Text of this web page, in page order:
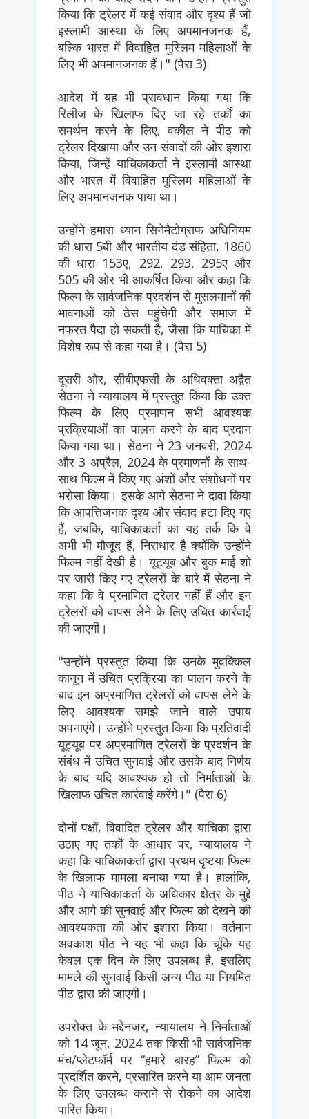
किया कि ट्रेलर में कई संवाद और दृश्य हैं जो
इस्लामी आस्था के लिए अपमानजनक हैं,
बल्कि भारत में विवाहित मुस्लिम महिलाओं के
लिए भी अपमानजनक हैं।" (पैरा 3)
आदेश में यह भी प्रावधान किया गया कि
रिलीज के खिलाफ दिए जा रहे तर्कों का
समर्थन करने के लिए, वकील ने पीठ को
ट्रेलर दिखाया और उन संवादों की ओर इशारा
किया, जिन्हें याचिकाकर्ता ने इस्लामी आस्था
और भारत में विवाहित मुस्लिम महिलाओं के
लिए अपमानजनक पाया था।
उन्होंने हमारा ध्यान सिनेमैटोग्राफ अधिनियम
की धारा 5बी और भारतीय दंड संहिता, 1860
की धारा 153ए, 292, 293, 295ए और
505 की ओर भी आकर्षित किया और कहा कि
फिल्म के सार्वजनिक प्रदर्शन से मुसलमानों की
भावनाओं को ठेस पहुंचेगी और समाज में
नफरत पैदा हो सकती है, जैसा कि याचिका में
विशेष रूप से कहा गया है। (पैरा 5)
दूसरी ओर, सीबीएफसी के अधिवक्ता अद्वैत
सेठना ने न्यायालय में प्रस्तुत किया कि उक्त
फिल्म के लिए प्रमाणन सभी आवश्यक
प्रक्रियाओं का पालन करने के बाद प्रदान
किया गया था। सेठना ने 23 जनवरी, 2024
और 3 अप्रैल, 2024 के प्रमाणनों के साथ-
साथ फिल्म में किए गए अंशों और संशोधनों पर
भरोसा किया। इसके आगे सेठना ने दावा किया
कि आपत्तिजनक दृश्य और संवाद हटा दिए गए
हैं, जबकि, याचिकाकर्ता का यह तर्क कि वे
अभी भी मौजूद हैं, निराधार है क्योंकि उन्होंने
फिल्म नहीं देखी है। यूट्यूब और बुक माई शो
पर जारी किए गए ट्रेलरों के बारे में सेठना ने
कहा कि वे प्रमाणित ट्रेलर नहीं हैं और इन
ट्रेलरों को वापस लेने के लिए उचित कार्रवाई
की जाएगी।
"उन्होंने प्रस्तुत किया कि उनके मुवक्किल
कानून में उचित प्रक्रिया का पालन करने के
बाद इन अप्रमाणित ट्रेलरों को वापस लेने के
लिए आवश्यक समझे जाने वाले उपाय
अपनाएंगे। उन्होंने प्रस्तुत किया कि प्रतिवादी
यूट्यूब पर अप्रमाणित ट्रेलरों के प्रदर्शन के
संबंध में उचित सुनवाई और उसके बाद निर्णय
के बाद यदि आवश्यक हो तो निर्माताओं के
खिलाफ उचित कार्रवाई करेंगे।" (पैरा 6)
दोनों पक्षों, विवादित ट्रेलर और याचिका द्वारा
उठाए गए तर्कों के आधार पर, न्यायालय ने
कहा कि याचिकाकर्ता द्वारा प्रथम दृष्टया फिल्म
के खिलाफ मामला बनाया गया है। हालांकि,
पीठ ने याचिकाकर्ता के अधिकार क्षेत्र के मुद्दे
और आगे की सुनवाई और फिल्म को देखने की
आवश्यकता की ओर इशारा किया। वर्तमान
अवकाश पीठ ने यह भी कहा कि चूंकि यह
केवल एक दिन के लिए उपलब्ध है, इसलिए
मामले की सुनवाई किसी अन्य पीठ या नियमित
पीठ द्वारा की जाएगी।
उपरोक्त के मद्देनजर, न्यायालय ने निर्माताओं
को 14 जून, 2024 तक किसी भी सार्वजनिक
मंच/प्लेटफॉर्म पर “हमारे बारह” फिल्म को
प्रदर्शित करने, प्रसारित करने या आम जनता
के लिए उपलब्ध कराने से रोकने का आदेश
पारित किया।